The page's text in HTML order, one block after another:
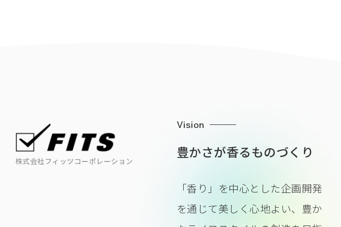
株式会社フィッツコーポレーション
Vision
豊かさが香るものづくり
「香り」を中心とした企画開発
を通じて美しく心地よい、豊か